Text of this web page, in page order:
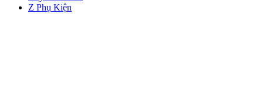
Z Phụ Kiện